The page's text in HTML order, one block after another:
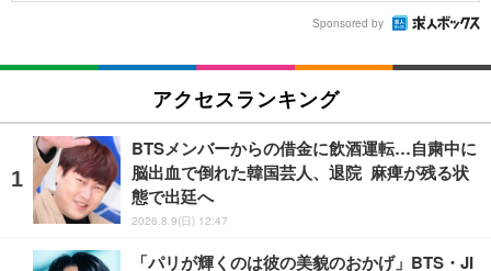
Sponsored by
アクセスランキング
BTSメンバーからの借金に飲酒運転…自粛中に
脳出血で倒れた韓国芸人、退院 麻痺が残る状
態で出廷へ
2026.8.9(日) 12:47
「パリが輝くのは彼の美貌のおかげ」BTS・JI